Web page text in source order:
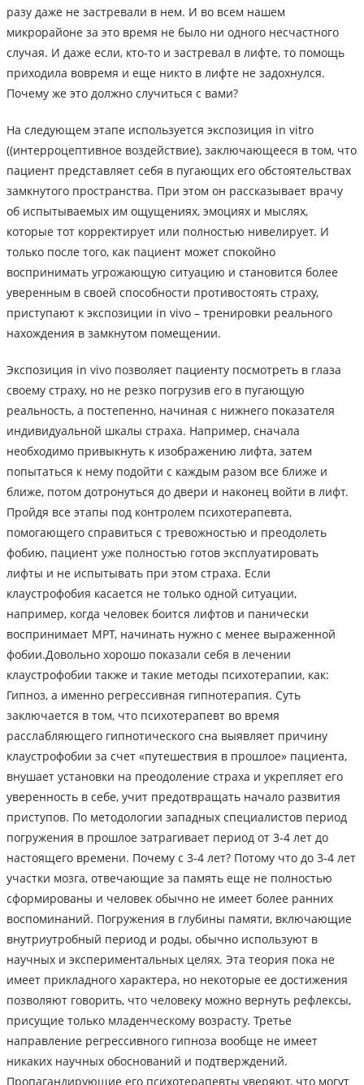
разу даже не застревали в нем. И во всем нашем
микрорайоне за это время не было ни одного несчастного
случая. И даже если, кто-то и застревал в лифте, то помощь
приходила вовремя и еще никто в лифте не задохнулся.
Почему же это должно случиться с вами?
На следующем этапе используется экспозиция in vitro
((интерроцептивное воздействие), заключающееся в том, что
пациент представляет себя в пугающих его обстоятельствах
замкнутого пространства. При этом он рассказывает врачу
об испытываемых им ощущениях, эмоциях и мыслях,
которые тот корректирует или полностью нивелирует. И
только после того, как пациент может спокойно
воспринимать угрожающую ситуацию и становится более
уверенным в своей способности противостоять страху,
приступают к экспозиции in vivo – тренировки реального
нахождения в замкнутом помещении.
Экспозиция in vivo позволяет пациенту посмотреть в глаза
своему страху, но не резко погрузив его в пугающую
реальность, а постепенно, начиная с нижнего показателя
индивидуальной шкалы страха. Например, сначала
необходимо привыкнуть к изображению лифта, затем
попытаться к нему подойти с каждым разом все ближе и
ближе, потом дотронуться до двери и наконец войти в лифт.
Пройдя все этапы под контролем психотерапевта,
помогающего справиться с тревожностью и преодолеть
фобию, пациент уже полностью готов эксплуатировать
лифты и не испытывать при этом страха. Если
клаустрофобия касается не только одной ситуации,
например, когда человек боится лифтов и панически
воспринимает МРТ, начинать нужно с менее выраженной
фобии.Довольно хорошо показали себя в лечении
клаустрофобии также и такие методы психотерапии, как:
Гипноз, а именно регрессивная гипнотерапия. Суть
заключается в том, что психотерапевт во время
расслабляющего гипнотического сна выявляет причину
клаустрофобии за счет «путешествия в прошлое» пациента,
внушает установки на преодоление страха и укрепляет его
уверенность в себе, учит предотвращать начало развития
приступов. По методологии западных специалистов период
погружения в прошлое затрагивает период от 3-4 лет до
настоящего времени. Почему с 3-4 лет? Потому что до 3-4 лет
участки мозга, отвечающие за память еще не полностью
сформированы и человек обычно не имеет более ранних
воспоминаний. Погружения в глубины памяти, включающие
внутриутробный период и роды, обычно используют в
научных и экспериментальных целях. Эта теория пока не
имеет прикладного характера, но некоторые ее достижения
позволяют говорить, что человеку можно вернуть рефлексы,
присущие только младенческому возрасту. Третье
направление регрессивного гипноза вообще не имеет
никаких научных обоснований и подтверждений.
Пропагандирующие его психотерапевты уверяют, что могут